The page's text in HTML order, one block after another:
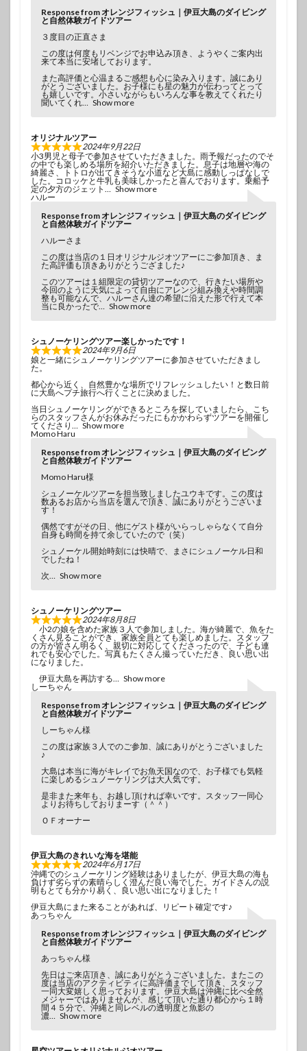
Response from オレンジフィッシュ｜伊豆大島のダイビング
と自然体験ガイドツアー
３度目の正直さま
この度は何度もリベンジでお申込み頂き、ようやくご案内出
来て本当に安堵しております。
また高評価と心温まるご感想も心に染み入ります。誠にあり
がとうございました。お子様にも星の魅力が伝わってとって
も嬉しいです。小さいながらもいろんな事を教えてくれたり
聞いてくれ
Show more
オリジナルツアー
2024年9月22日
小3男児と母子で参加させていただきました。雨予報だったのでそ
の中でも楽しめる場所を紹介いただきました。息子は地層や海の
綺麗さ、トトロが出てきそうな小道など大島に感動しっぱなしで
した。コロッケと牛乳も美味しかったと喜んでおります。乗船予
定の夕方のジェット
Show more
ハルー
Response from オレンジフィッシュ｜伊豆大島のダイビング
と自然体験ガイドツアー
ハルーさま
この度は当店の１日オリジナルジオツアーにご参加頂き、ま
た高評価も頂きありがとうござました♪
このツアーは１組限定の貸切ツアーなので、行きたい場所や
今回のように天気によって自由にアレンジ組み換えや時間調
整も可能なんで、ハルーさん達の希望に沿えた形で行えて本
当に良かったで
Show more
シュノーケリングツアー楽しかったです！
2024年9月6日
娘と一緒にシュノーケリングツアーに参加させていただきまし
た。
都心から近く、自然豊かな場所でリフレッシュしたい！と数日前
に大島へプチ旅行へ行くことに決めました。
当日シュノーケリングができるところを探していましたら、こち
らのスタッフさんがお休みだったにもかかわらずツアーを開催し
てくださり
Show more
Momo Haru
Response from オレンジフィッシュ｜伊豆大島のダイビング
と自然体験ガイドツアー
Momo Haru様
シュノーケルツアーを担当致しましたユウキです。この度は
数あるお店から当店を選んで頂き、誠にありがとうございま
す！
偶然ですがその日、他にゲスト様がいらっしゃらなくて自分
自身も時間を持て余していたので（笑）
シュノーケル開始時刻には快晴で、まさにシュノーケル日和
でしたね！
次
Show more
シュノーケリングツアー
2024年8月8日
小2の娘を含めた家族３人で参加しました。海が綺麗で、魚をた
くさん見ることができ、家族全員とても楽しめました。スタッフ
の方が皆さん明るく、親切に対応してくださったので、子ども連
れでも安心でした。写真もたくさん撮っていただき、良い思い出
になりました。
伊豆大島を再訪する
Show more
しーちゃん
Response from オレンジフィッシュ｜伊豆大島のダイビング
と自然体験ガイドツアー
しーちゃん様
この度は家族３人でのご参加、誠にありがとうございました
♪
大島は本当に海がキレイでお魚天国なので、お子様でも気軽
に楽しめるシュノーケリングは大人気です。
是非また来年も、お越し頂ければ幸いです。スタッフ一同心
よりお待ちしておりまーす（＾＾）
ＯＦオーナー
伊豆大島のきれいな海を堪能
2024年6月17日
沖縄でのシュノーケリング経験はありましたが、伊豆大島の海も
負けず劣らずの素晴らしく澄んだ良い海でした。ガイドさんの説
明もとても分かり易く、良い思い出になりました！
伊豆大島にまた来ることがあれば、リピート確定です♪
あっちゃん
Response from オレンジフィッシュ｜伊豆大島のダイビング
と自然体験ガイドツアー
あっちゃん様
先日はご来店頂き、誠にありがとうございました。またこの
度は当店のアクティビティに高評価までして頂き、スタッフ
一同大変嬉しく思っております。伊豆大島は沖縄に比べ全然
メジャーではありませんが、感じて頂いた通り都心から１時
間４５分で、沖縄と同レベルの透明度と魚影の
濃
Show more